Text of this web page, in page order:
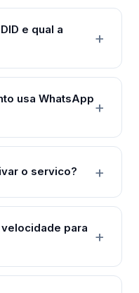
e qual a
usa WhatsApp
o servico?
para